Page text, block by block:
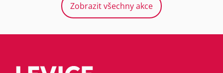
Zobrazit všechny akce